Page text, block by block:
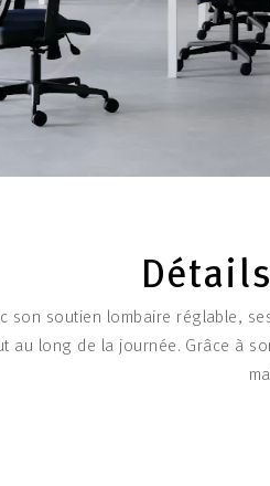
son soutien lombaire réglable,
au long de la journée. Grâce à